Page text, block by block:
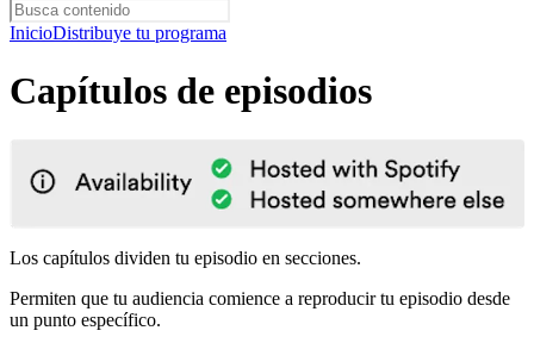
InicioDistribuye tu programa
Capítulos de episodios
Los capítulos dividen tu episodio en secciones.
Permiten que tu audiencia comience a reproducir tu episodio desde
un punto específico.